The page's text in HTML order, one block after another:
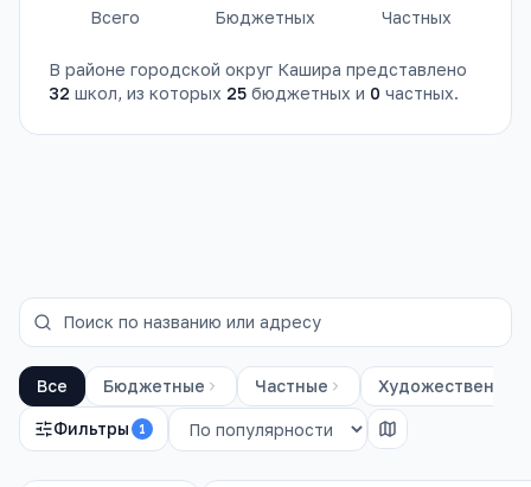
Всего Бюджетных Частных
В районе городской округ Кашира представлено
32 школ, из которых 25 бюджетных и 0 частных.
Все Бюджетные Частные Художественные
Фильтры 1